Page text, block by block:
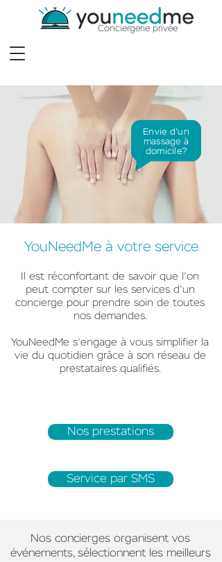
Conciergerie privée
Envie d'un
massage à
domicile?
YouNeedMe à votre service
Il est réconfortant de savoir que l'on
peut compter sur les services d'un
concierge pour prendre soin de toutes
nos demandes.
YouNeedMe s'engage à vous simplifier la
vie du quotidien grâce à son réseau de
prestataires qualifiés.
Nos prestations
Service par SMS
Nos concierges organisent vos
événements, sélectionnent les meilleurs